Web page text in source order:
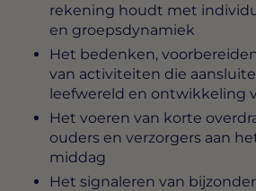
rekening houdt met
en groepsdynamiek
Het bedenken,
van activiteiten die
leefwereld en ontwikkeling
Het voeren van korte
ouders en verzorgers aan
middag
Het signaleren van